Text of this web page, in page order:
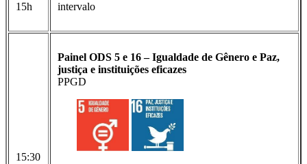
15h intervalo
15:30
Painel ODS 5 e 16 – Igualdade de Gênero e Paz,
justiça e instituições eficazes
PPGD